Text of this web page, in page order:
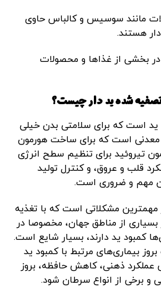
مانند سوسیس و کالباس حاوی
هستند.
در بخشی از غذاها و محصولات
شده ید دار چیست؟
ید است که برای سلامتی بدن خیلی
است که برای ساخت هورمون
تیروئید برای تنظیم سطح انرژی
قلب و عروق، و کنترل تولید
مهم و ضروری است.
مهمترین مشکلاتی است که با تغذیه
بسیاری از مناطق جهان، مخصوصا در
کمبود ید دارند، بسیار شایع است.
بیماری‌های مرتبط با کمبود ید
عملکرد ذهنی، کاهش حافظه، بروز
و برخی از انواع سرطان شود.